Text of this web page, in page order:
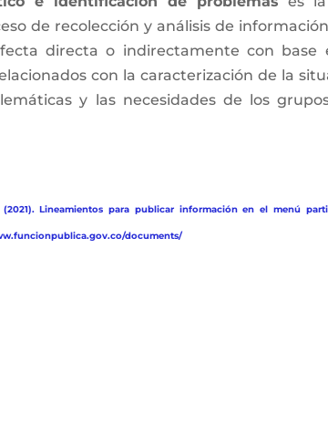
de recolección y análisis de
directa o indirectamente con base
con la caracterización de la
y las necesidades de los
Lineamientos para publicar información en el menú
documents/